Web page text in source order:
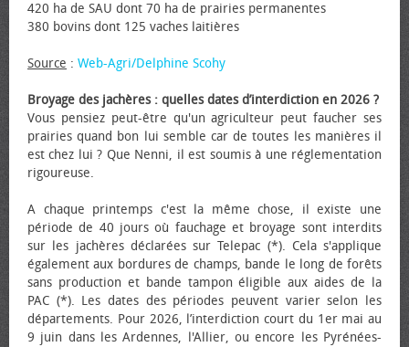
420 ha de SAU dont 70 ha de prairies permanentes
380 bovins dont 125 vaches laitières
Source : Web-Agri/Delphine Scohy
Broyage des jachères : quelles dates d’interdiction en 2026 ?
Vous pensiez peut-être qu'un agriculteur peut faucher ses
prairies quand bon lui semble car de toutes les manières il
est chez lui ? Que Nenni, il est soumis à une réglementation
rigoureuse.
A chaque printemps c'est la même chose, il existe une
période de 40 jours où fauchage et broyage sont interdits
sur les jachères déclarées sur Telepac (*). Cela s'applique
également aux bordures de champs, bande le long de forêts
sans production et bande tampon éligible aux aides de la
PAC (*). Les dates des périodes peuvent varier selon les
départements. Pour 2026, l’interdiction court du 1er mai au
9 juin dans les Ardennes, l'Allier, ou encore les Pyrénées-